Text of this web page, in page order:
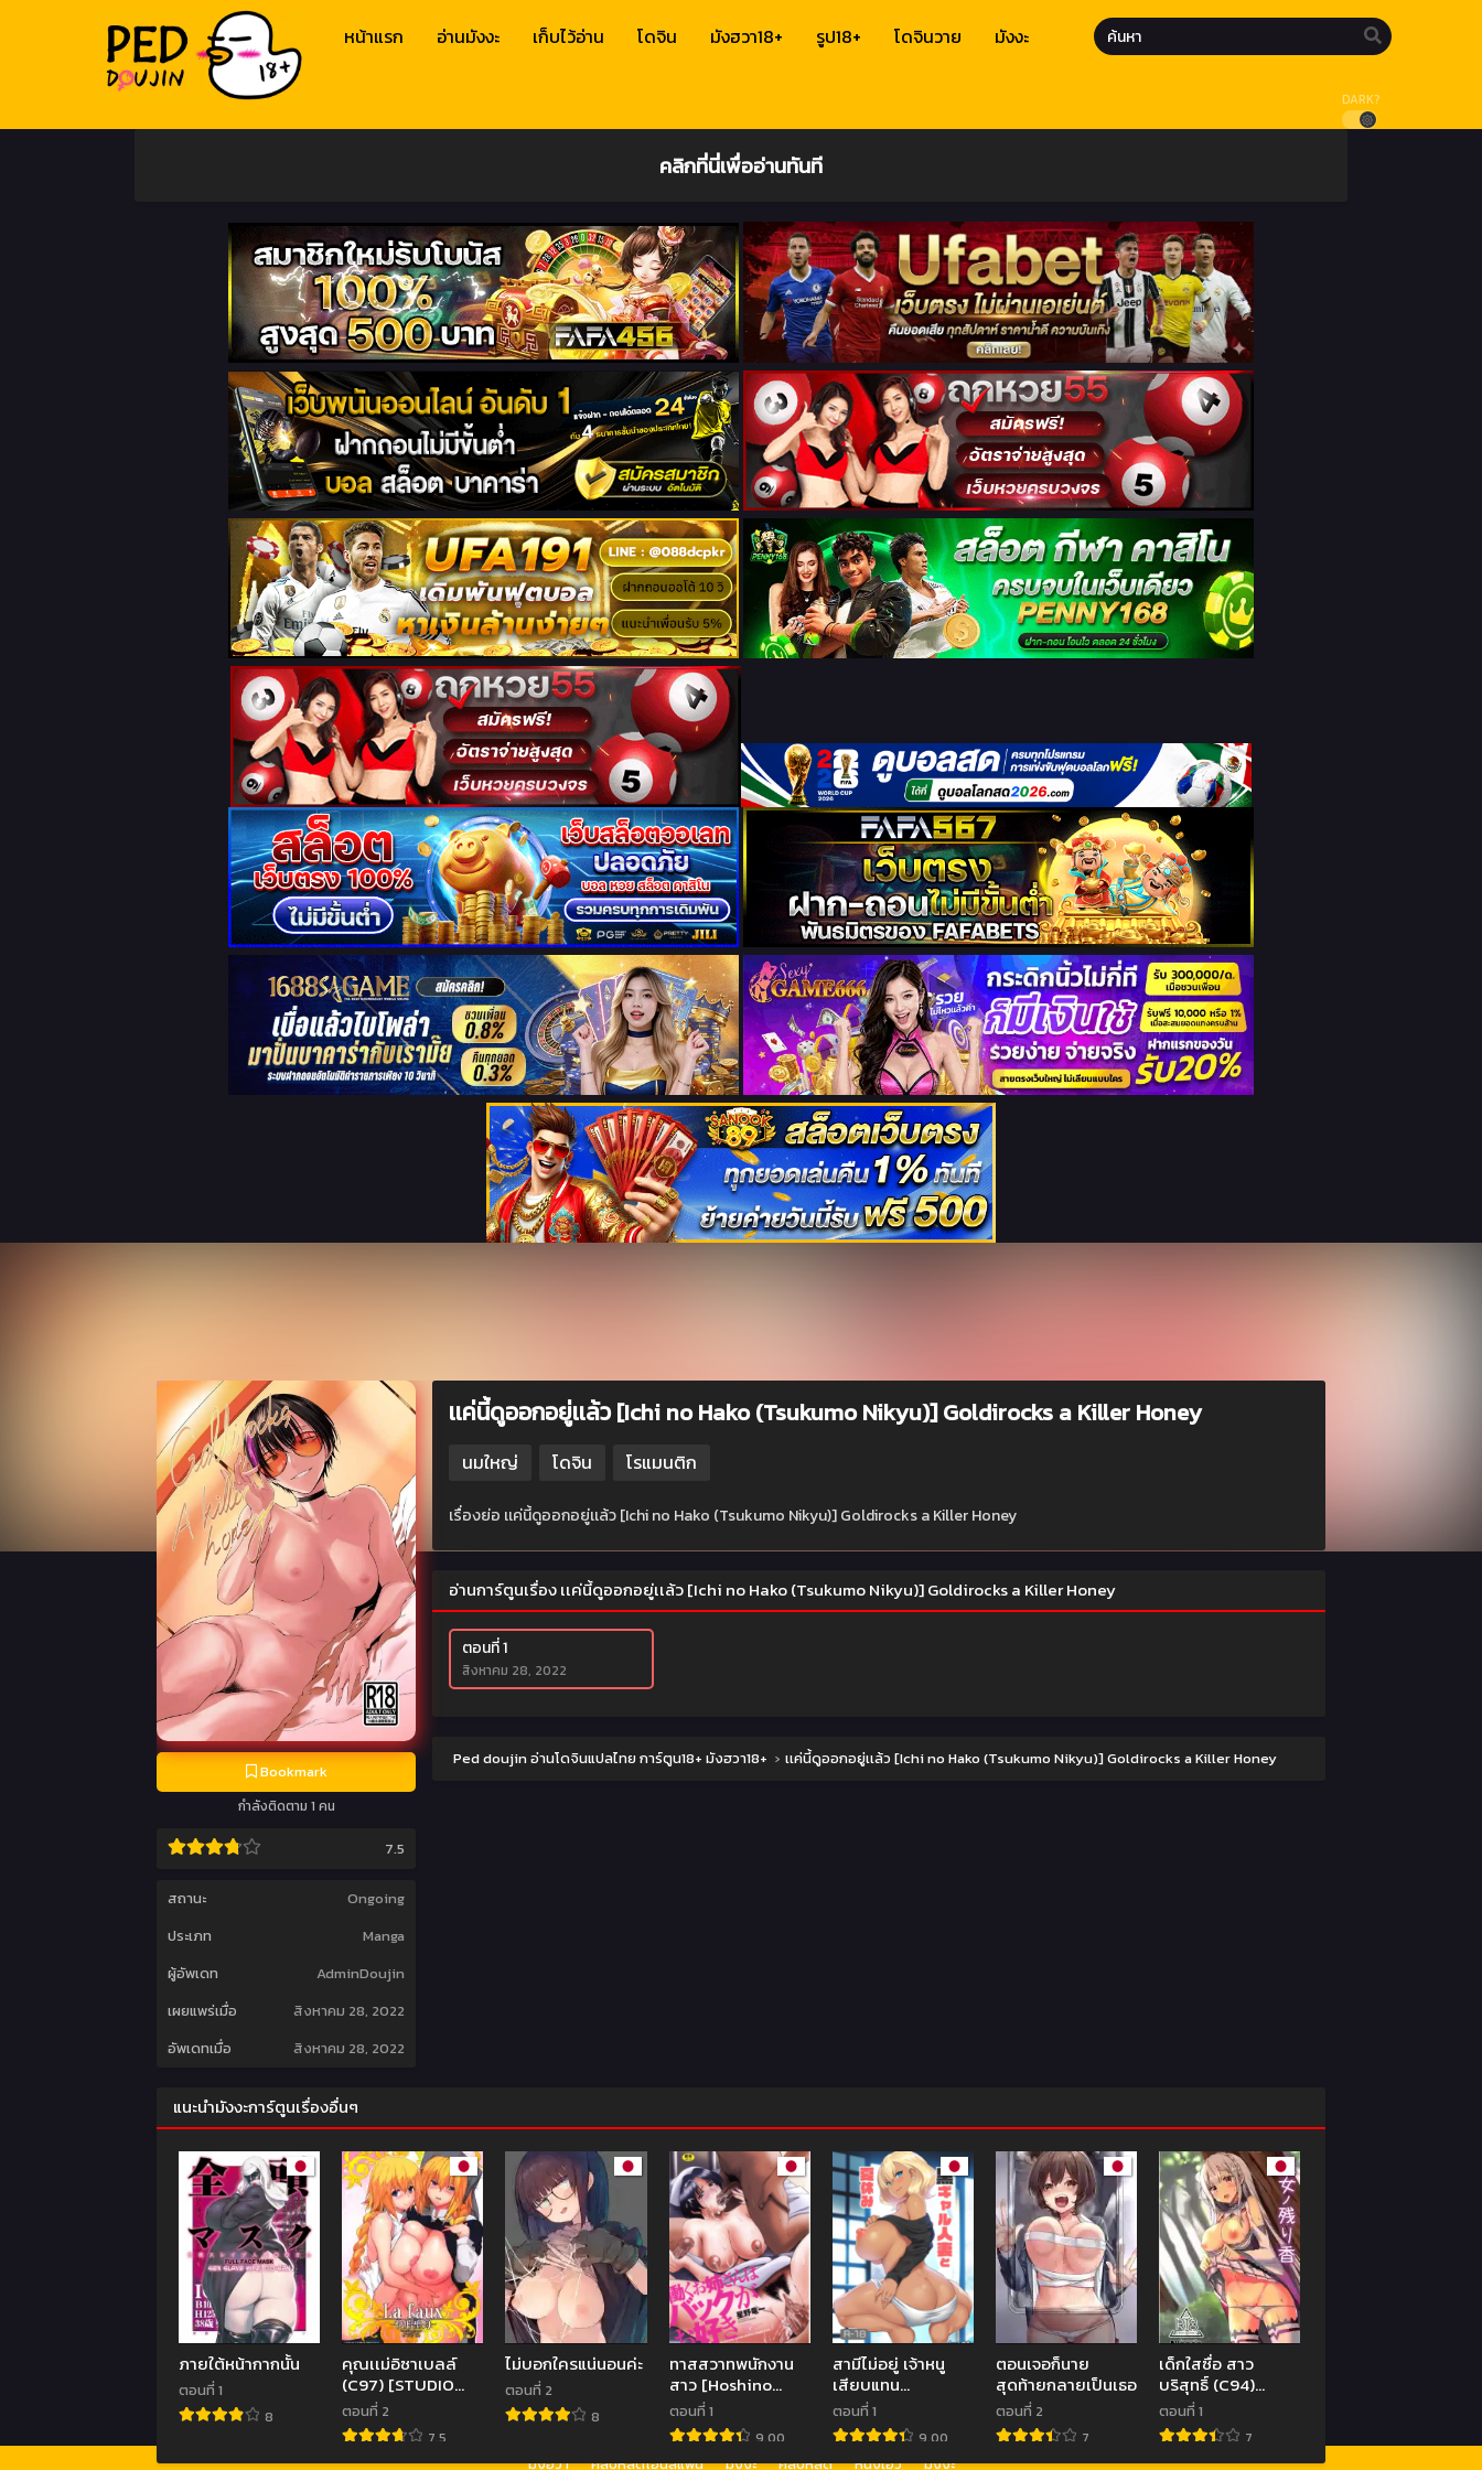
หน้าแรก อ่านมังงะ เก็บไว้อ่าน โดจิน มังฮวา18+ รูป18+ โดจินวาย มังงะ
DARK?
คลิกที่นี่เพื่ออ่านทันที
Bookmark
กำลังติดตาม 1 คน
7.5
สถานะ
Ongoing
ประเภท
Manga
ผู้อัพเดท
AdminDoujin
เผยแพร่เมื่อ
สิงหาคม 28, 2022
อัพเดทเมื่อ
สิงหาคม 28, 2022
เเค่นี้ดูออกอยู่เเล้ว [Ichi no Hako (Tsukumo Nikyu)] Goldirocks a Killer Honey
นมใหญ่ โดจิน โรแมนติก
เรื่องย่อ เเค่นี้ดูออกอยู่เเล้ว [Ichi no Hako (Tsukumo Nikyu)] Goldirocks a Killer Honey
อ่านการ์ตูนเรื่อง เเค่นี้ดูออกอยู่เเล้ว [Ichi no Hako (Tsukumo Nikyu)] Goldirocks a Killer Honey
ตอนที่ 1
สิงหาคม 28, 2022
Ped doujin อ่านโดจินแปลไทย การ์ตูน18+ มังฮวา18+ › เเค่นี้ดูออกอยู่เเล้ว [Ichi no Hako (Tsukumo Nikyu)] Goldirocks a Killer Honey
แนะนำมังงะการ์ตูนเรื่องอื่นๆ
ภายใต้หน้ากากนั้น
ตอนที่ 1
8
คุณเเม่อิซาเบลล์
(C97) [STUDIO
TIAMAT
(TANABE)] La
faux -Kaitai
ตอนที่ 2
7.5
ไม่บอกใครแน่นอนค่ะ
ตอนที่ 2
8
ทาสสวาทพนักงาน
สาว [Hoshino
Ryuichi]
Hataraku Onee-
san wa Back ga
ตอนที่ 1
9.00
สามีไม่อยู่ เจ้าหนู
เสียบแทน
[Yumenekoya
(Muunyan)] Kuro
Gal Hitozuma to
ตอนที่ 1
9.00
ตอนเจอก็นาย
สุดท้ายกลายเป็นเธอ
ตอนที่ 2
7
เด็กใสซื่อ สาว
บริสุทธิ์ (C94)
[Chelsea lip
(Minato
Yoshihiro)] Majo
ตอนที่ 1
7
มังฮวา คลิปหลุดโอนลี่แฟน มังงะ คลิปหลุด หนังเอวี มังงะ